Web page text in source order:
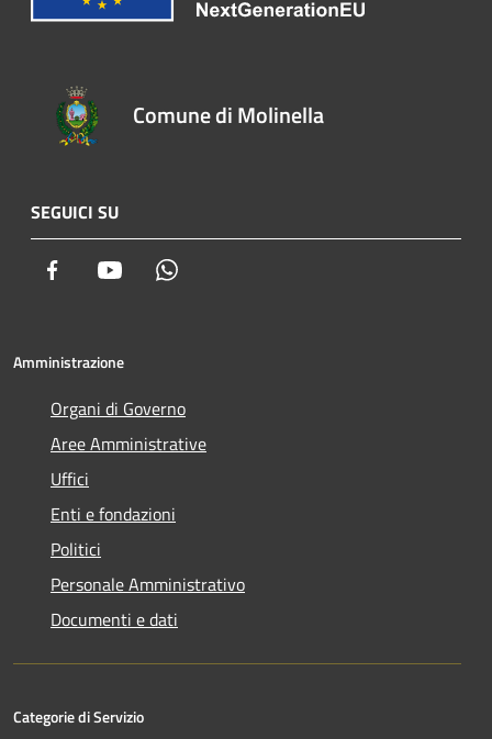
Comune di Molinella
SEGUICI SU
Facebook Youtube
Amministrazione
Organi di Governo
Aree Amministrative
Uffici
Enti e fondazioni
Politici
Personale Amministrativo
Documenti e dati
Categorie di Servizio